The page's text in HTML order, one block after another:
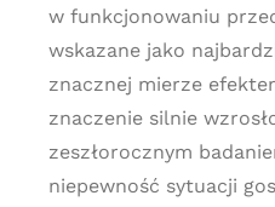
w funkcjonowaniu
wskazane jako
znacznej mierze
znaczenie silnie
zeszłorocznym
niepewność sytuacji